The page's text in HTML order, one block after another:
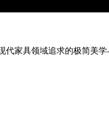
家具领域追求的极简美